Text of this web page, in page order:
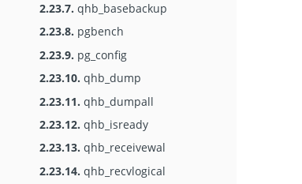
2.23.7. qhb_basebackup
2.23.8. pgbench
2.23.9. pg_config
2.23.10. qhb_dump
2.23.11. qhb_dumpall
2.23.12. qhb_isready
2.23.13. qhb_receivewal
2.23.14. qhb_recvlogical